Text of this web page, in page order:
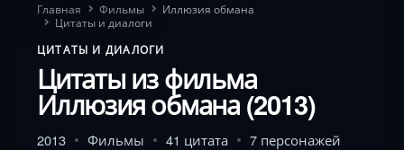
Главная Фильмы
Иллюзия обмана
Цитаты и диалоги
ЦИТАТЫ И ДИАЛОГИ
Цитаты из фильма
Иллюзия обмана (2013)
2013 Фильмы 41 цитата 7 персонажей